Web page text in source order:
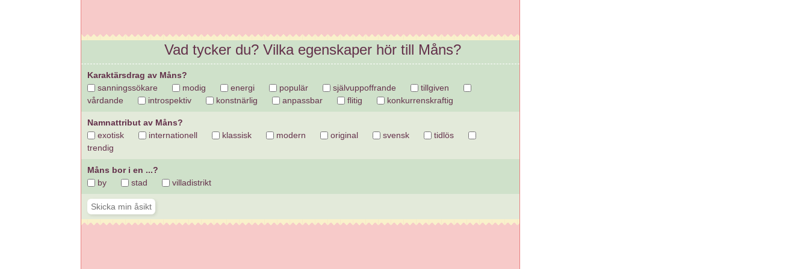
Vad tycker du? Vilka egenskaper hör till Måns?
Karaktärsdrag av Måns?
sanningssökare
modig energi populär självuppoffrande
tillgiven
vårdande
introspektiv konstnärlig anpassbar flitig konkurrenskraftig
Namnattribut av Måns?
exotisk
internationell klassisk modern original svensk
tidlös
trendig
Måns bor i en ...?
by
stad villadistrikt